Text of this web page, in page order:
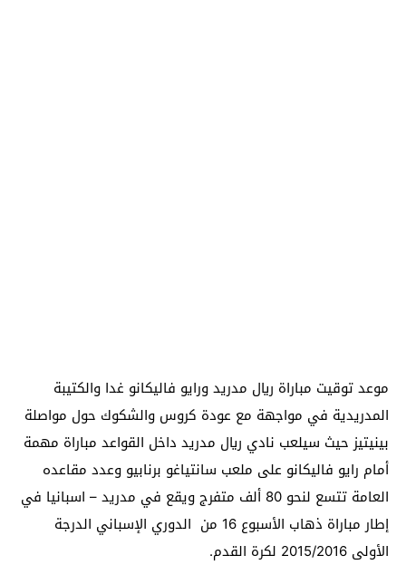
موعد توقيت مباراة ريال مدريد ورايو فاليكانو غدا والكتيبة
المدريدية في مواجهة مع عودة كروس والشكوك حول مواصلة
بينيتيز حيث سيلعب نادي ريال مدريد داخل القواعد مباراة مهمة
أمام رايو فاليكانو على ملعب سانتياغو برنابيو وعدد مقاعده
العامة تتسع لنحو 80 ألف متفرج ويقع في مدريد – اسبانيا في
إطار مباراة ذهاب الأسبوع 16 من الدوري الإسباني الدرجة
الأولى 2015/2016 لكرة القدم.